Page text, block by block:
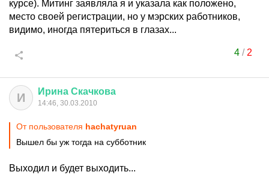
курсе). Митинг заявляла я и указала как положено,
место своей регистрации, но у мэрских работников,
видимо, иногда пятериться в глазах...
4/ 2
И Ирина Скачкова
14:46, 30.03.2010
От пользователя hachatyruan
Вышел бы уж тогда на субботник
Выходил и будет выходить...